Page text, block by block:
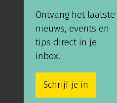
Ontvang het laatste
nieuws, events en
tips direct in je
inbox.
Schrijf je in